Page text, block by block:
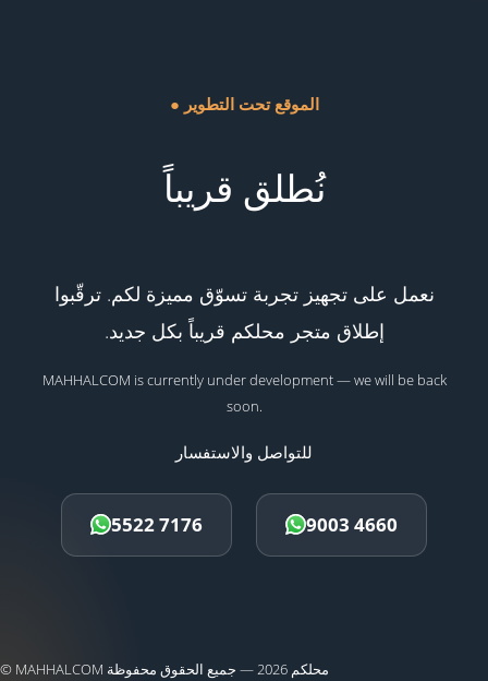
● الموقع تحت التطوير
نُطلق قريباً
نعمل على تجهيز تجربة تسوّق مميزة لكم. ترقّبوا
إطلاق متجر محلكم قريباً بكل جديد.
MAHHALCOM is currently under development — we will be back
soon.
للتواصل والاستفسار
5522 7176 9003 4660
© MAHHALCOM محلكم 2026 — جميع الحقوق محفوظة